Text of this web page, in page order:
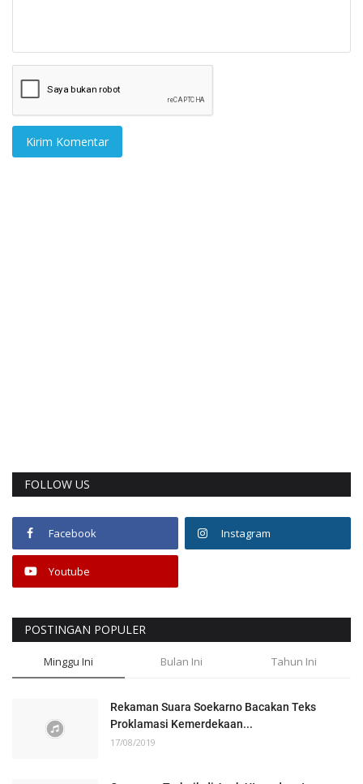
Kirim Komentar
FOLLOW US
Facebook Instagram
Youtube
POSTINGAN POPULER
Minggu Ini Bulan Ini Tahun Ini
Rekaman Suara Soekarno Bacakan Teks
Proklamasi Kemerdekaan...
17/08/2019